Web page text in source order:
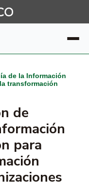
de la Información
transformación
de
para